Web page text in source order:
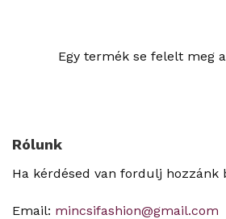
Egy termék se felelt meg
Rólunk
Ha kérdésed van fordulj hozzánk
Email: mincsifashion@gmail.com